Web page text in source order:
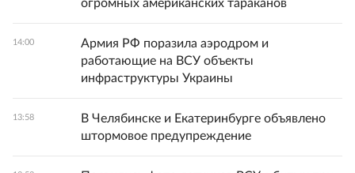
огромных американских тараканов
14:00
Армия РФ поразила аэродром и
работающие на ВСУ объекты
инфраструктуры Украины
13:58
В Челябинске и Екатеринбурге объявлено
штормовое предупреждение